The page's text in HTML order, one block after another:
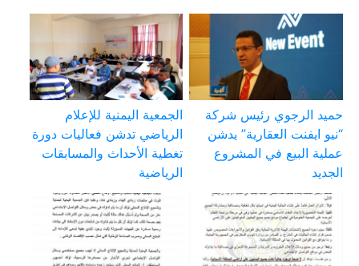
حميد الرجوي رئيس شركة
“نيو ايفنت العقارية” يدشن
عملية البيع في المشروع
الجديد
الجمعية اليمنية للإعلام
الرياضي تدشن فعاليات دورة
تغطية الأحداث والمسابقات
الرياضية